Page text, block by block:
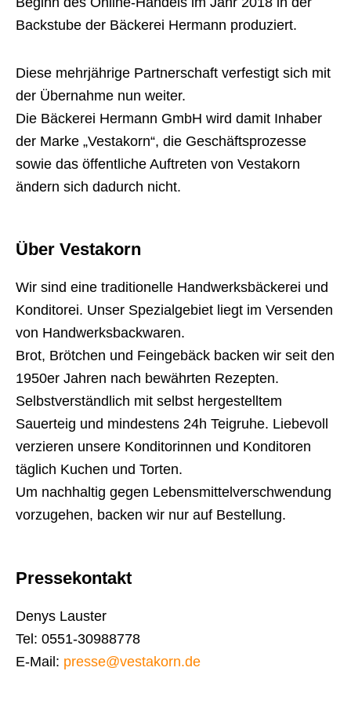
Backstube der Bäckerei Hermann produziert.
Diese mehrjährige Partnerschaft verfestigt sich mit
der Übernahme nun weiter.
Die Bäckerei Hermann GmbH wird damit Inhaber
der Marke „Vestakorn“, die Geschäftsprozesse
sowie das öffentliche Auftreten von Vestakorn
ändern sich dadurch nicht.
Über Vestakorn
Wir sind eine traditionelle Handwerksbäckerei und
Konditorei. Unser Spezialgebiet liegt im Versenden
von Handwerksbackwaren.
Brot, Brötchen und Feingebäck backen wir seit den
1950er Jahren nach bewährten Rezepten.
Selbstverständlich mit selbst hergestelltem
Sauerteig und mindestens 24h Teigruhe. Liebevoll
verzieren unsere Konditorinnen und Konditoren
täglich Kuchen und Torten.
Um nachhaltig gegen Lebensmittelverschwendung
vorzugehen, backen wir nur auf Bestellung.
Pressekontakt
Denys Lauster
Tel: 0551-30988778
E-Mail: presse@vestakorn.de